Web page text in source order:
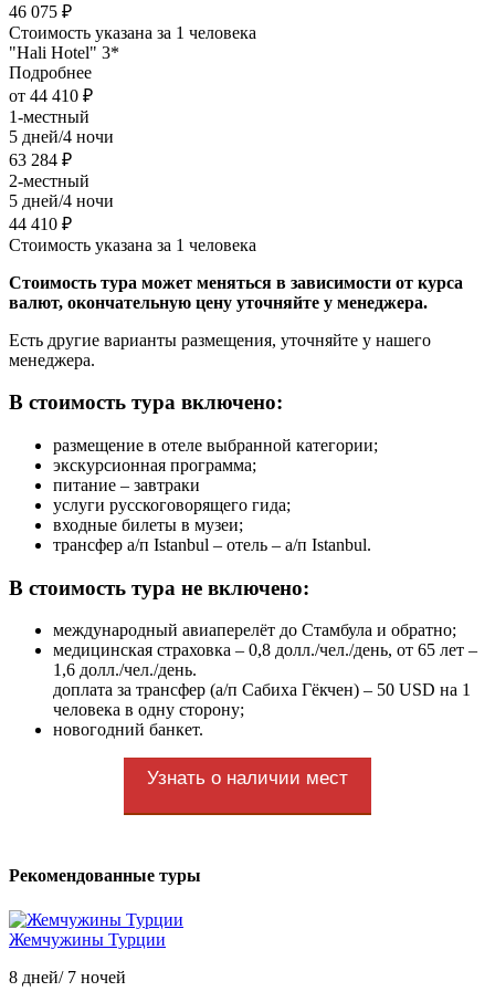
46 075 ₽
Стоимость указана за 1 человека
"Hali Hotel" 3*
Подробнее
от 44 410 ₽
1-местный
5 дней/4 ночи
63 284 ₽
2-местный
5 дней/4 ночи
44 410 ₽
Стоимость указана за 1 человека
Стоимость тура может меняться в зависимости от курса
валют, окончательную цену уточняйте у менеджера.
Есть другие варианты размещения, уточняйте у нашего
менеджера.
В стоимость тура включено:
размещение в отеле выбранной категории;
экскурсионная программа;
питание – завтраки
услуги русскоговорящего гида;
входные билеты в музеи;
трансфер а/п Istanbul – отель – а/п Istanbul.
В стоимость тура не включено:
международный авиаперелёт до Стамбула и обратно;
медицинская страховка – 0,8 долл./чел./день, от 65 лет –
1,6 долл./чел./день.
доплата за трансфер (а/п Сабиха Гёкчен) – 50 USD на 1
человека в одну сторону;
новогодний банкет.
Узнать о наличии мест
Рекомендованные туры
Жемчужины Турции
8 дней/ 7 ночей